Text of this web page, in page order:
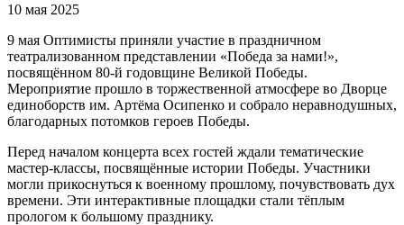
10 мая 2025
9 мая Оптимисты приняли участие в праздничном
театрализованном представлении «Победа за нами!»,
посвящённом 80-й годовщине Великой Победы.
Мероприятие прошло в торжественной атмосфере во Дворце
единоборств им. Артёма Осипенко и собрало неравнодушных,
благодарных потомков героев Победы.
Перед началом концерта всех гостей ждали тематические
мастер-классы, посвящённые истории Победы. Участники
могли прикоснуться к военному прошлому, почувствовать дух
времени. Эти интерактивные площадки стали тёплым
прологом к большому празднику.